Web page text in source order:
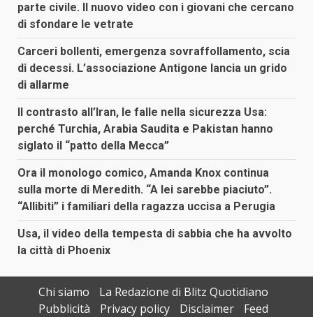
parte civile. Il nuovo video con i giovani che cercano
di sfondare le vetrate
Carceri bollenti, emergenza sovraffollamento, scia
di decessi. L’associazione Antigone lancia un grido
di allarme
Il contrasto all’Iran, le falle nella sicurezza Usa:
perché Turchia, Arabia Saudita e Pakistan hanno
siglato il “patto della Mecca”
Ora il monologo comico, Amanda Knox continua
sulla morte di Meredith. “A lei sarebbe piaciuto”.
“Allibiti” i familiari della ragazza uccisa a Perugia
Usa, il video della tempesta di sabbia che ha avvolto
la città di Phoenix
Chi siamo
La Redazione di Blitz Quotidiano
Pubblicità
Privacy policy Disclaimer Feed